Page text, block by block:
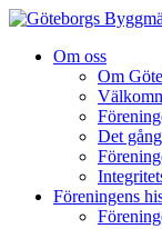
Om oss
Om
Det
Föreningens